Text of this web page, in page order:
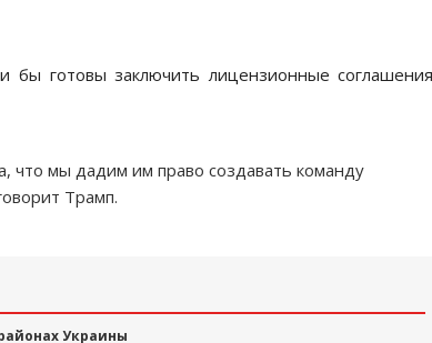
готовы заключить лицензионные
что мы дадим им право создавать команду
Трамп.
Украины